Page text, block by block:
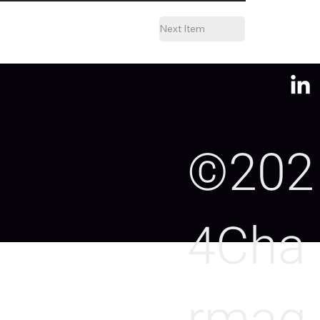
Next Item
©202
4Cha